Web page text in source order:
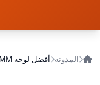
المدونة